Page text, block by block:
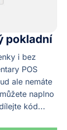
pokladní
i bez
POS
ale nemáte
naplno
kód...